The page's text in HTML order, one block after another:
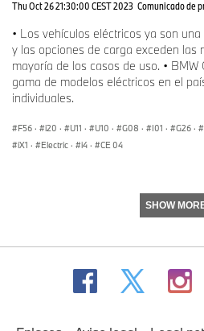
Thu Oct 26 21:30:00 CEST 2023 Comunicado de
• Los vehículos eléctricos ya son
y las opciones de carga exceden las
mayoría de los casos de uso. •
gama de modelos eléctricos en el
individuales.
F56 · i20 · U11 · U10 · G08 · I01 · G26 ·
iX1 · Electric · i4 · CE 04
SHOW